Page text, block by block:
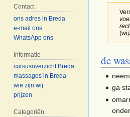
Naar
navigatie
springen
Naar
zoeken
springen
de
ga
Contact
ons adres in Breda
e-mail ons
WhatsApp ons
Informatie
cursusoverzicht Breda
massages in Breda
wie zijn wij
prijzen
Categoriën